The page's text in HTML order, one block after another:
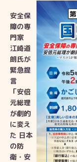
安全保
障の専
門家
江崎道
朗氏が
緊急提
言
「安倍
元総理
が劇的
に変え
た 日本
の防
衛・安